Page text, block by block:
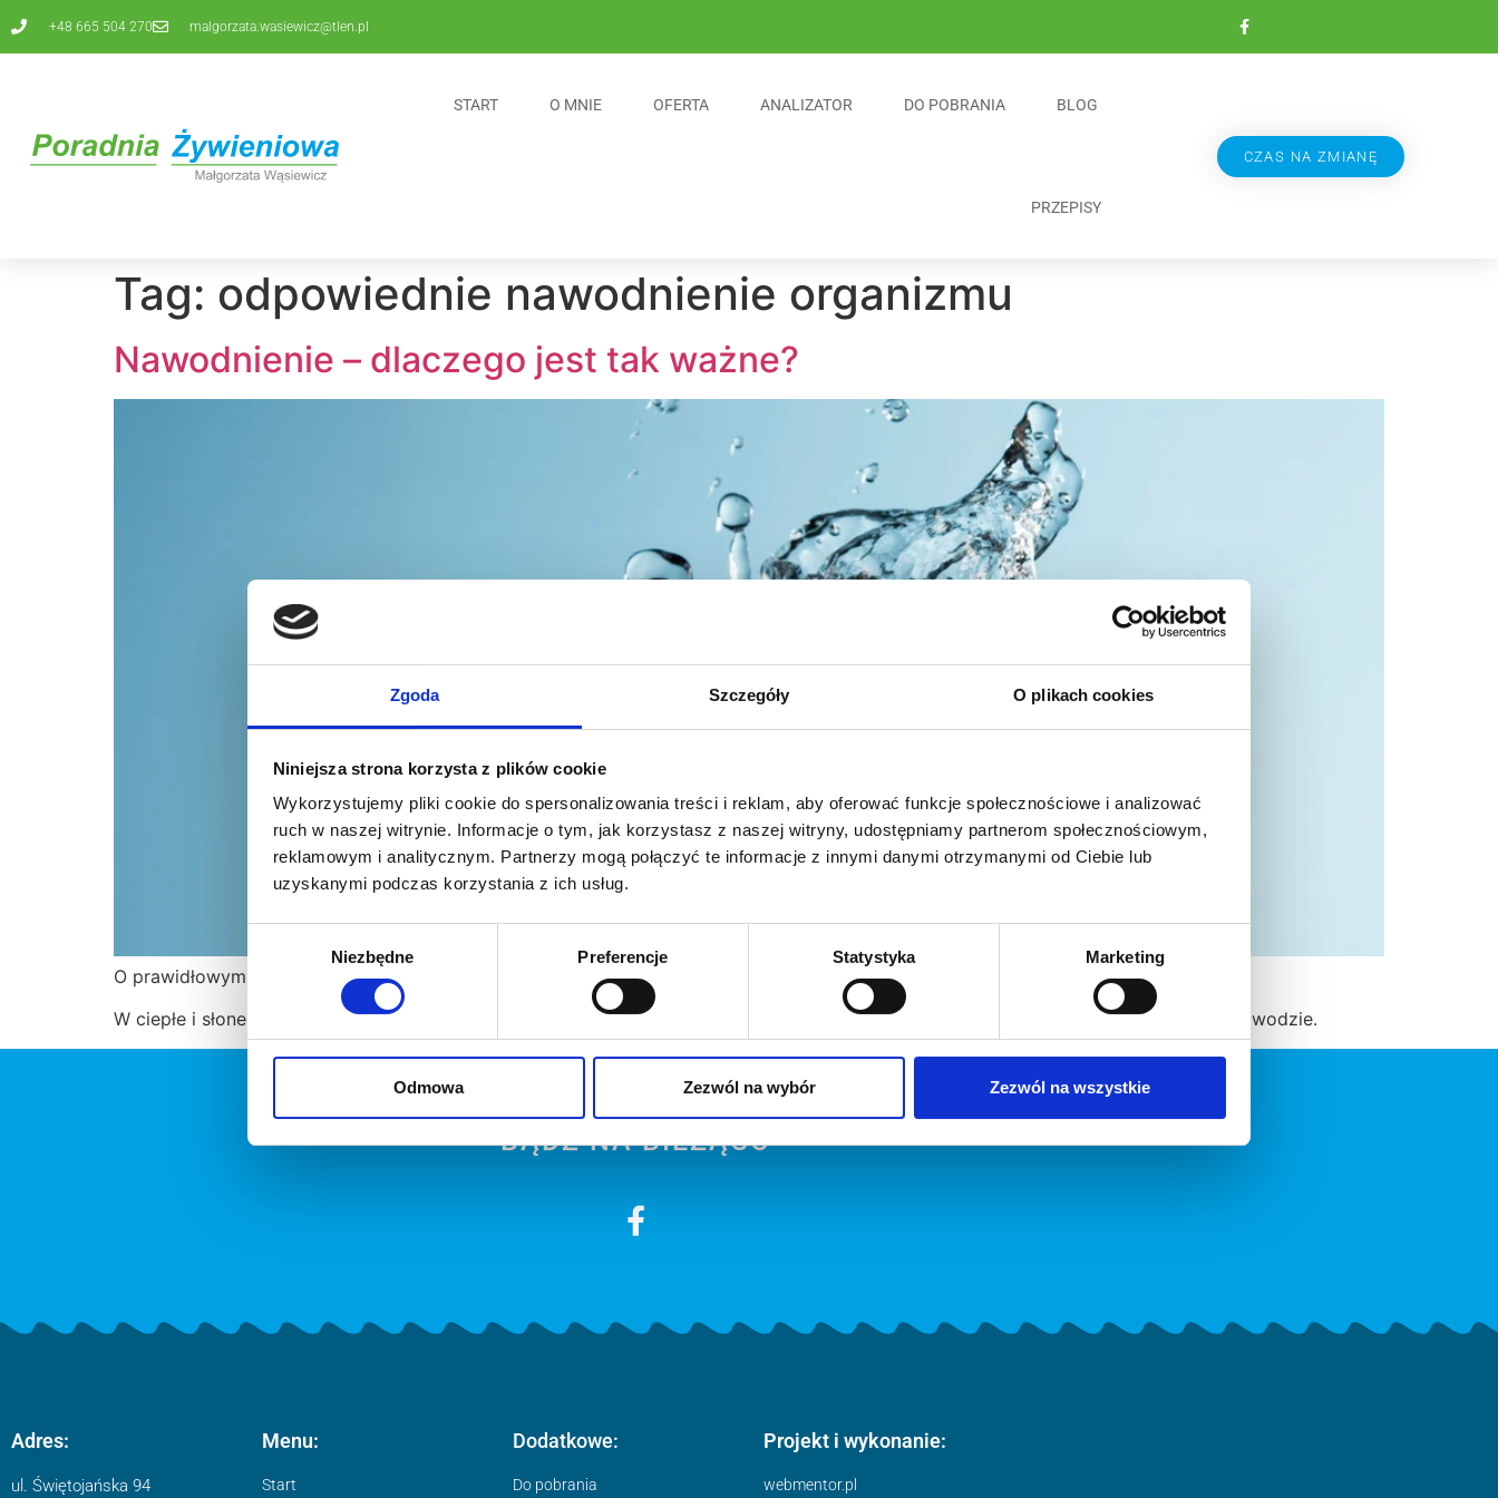
Zgoda Szczegóły O plikach cookies
Niniejsza strona korzysta z plików cookie
Wykorzystujemy pliki cookie do spersonalizowania treści i reklam, aby oferować funkcje społecznościowe i analizować
ruch w naszej witrynie. Informacje o tym, jak korzystasz z naszej witryny, udostępniamy partnerom społecznościowym,
reklamowym i analitycznym. Partnerzy mogą połączyć te informacje z innymi danymi otrzymanymi od Ciebie lub
uzyskanymi podczas korzystania z ich usług.
zgody
Niezbędne Preferencje Statystyka Marketing
Odmowa Zezwól na wybór Zezwól na wszystkie
+48 665 504 270 malgorzata.wasiewicz@tlen.pl
START O MNIE OFERTA ANALIZATOR DO POBRANIA BLOG
PRZEPISY
CZAS NA ZMIANĘ
Tag: odpowiednie nawodnienie organizmu
Nawodnienie – dlaczego jest tak ważne?
O prawidłowym nawodnieniu organizmu należy pamiętać zawsze.
W ciepłe i słoneczne dni , oczywiście jesteśmy bardziej narażeni na odwodnienie, dlatego musimy szczególnie myśleć w tym czasie o wodzie.
BĄDŹ NA BIEŻĄCO
Adres:
ul. Świętojańska 94
Menu:
Start
Dodatkowe:
Do pobrania
Projekt i wykonanie:
webmentor.pl